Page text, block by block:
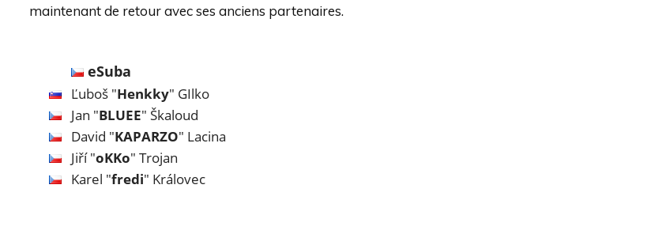
maintenant de retour avec ses anciens partenaires.
eSuba
Ľuboš "Henkky" GIlko
Jan "BLUEE" Škaloud
David "KAPARZO" Lacina
Jiří "oKKo" Trojan
Karel "fredi" Královec